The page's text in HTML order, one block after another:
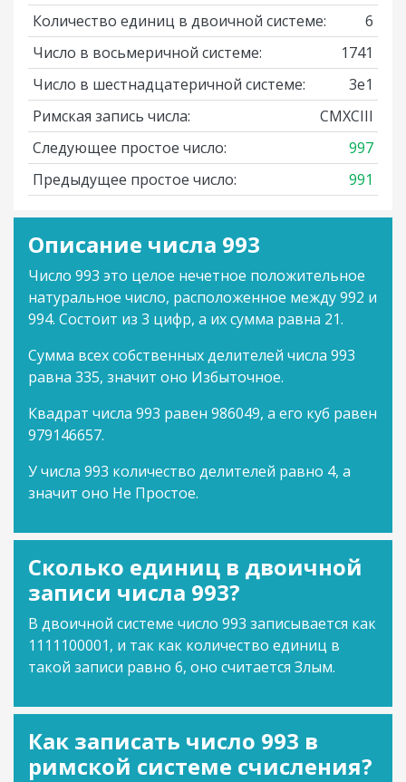
Количество единиц в двоичной системе:
6
Число в восьмеричной системе:
1741
Число в шестнадцатеричной системе:
3e1
Римская запись числа:
CMXCIII
Следующее простое число:
997
Предыдущее простое число:
991
Описание числа 993
Число 993 это целое нечетное положительное
натуральное число, расположенное между 992 и
994. Состоит из 3 цифр, а их сумма равна 21.
Сумма всех собственных делителей числа 993
равна 335, значит оно Избыточное.
Квадрат числа 993 равен 986049, а его куб равен
979146657.
У числа 993 количество делителей равно 4, а
значит оно Не Простое.
Сколько единиц в двоичной
записи числа 993?
В двоичной системе число 993 записывается как
1111100001, и так как количество единиц в
такой записи равно 6, оно считается Злым.
Как записать число 993 в
римской системе счисления?